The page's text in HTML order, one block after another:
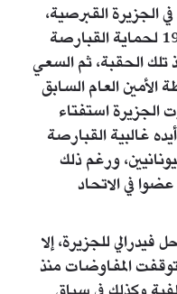
الجزيرة القبرصية،
التي تدخلت فيها عسكريا عام 1974 لحماية القبارصة
تلك الحقبة، ثم السعي
العام السابق
الجزيرة استفتاء
لتوحيد الجزيرة عام 2004، أيده غالبية القبارصة
ورغم ذلك
في الاتحاد
للجزيرة، إلا
المفاوضات منذ